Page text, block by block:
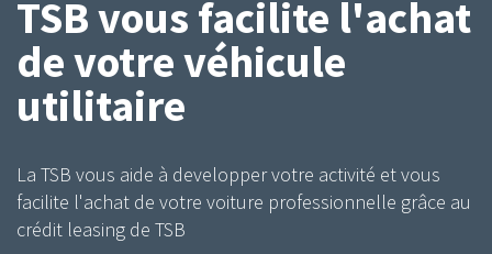
TSB vous facilite l'achat
de votre véhicule
utilitaire
La TSB vous aide à developper votre activité et vous
facilite l'achat de votre voiture professionnelle grâce au
crédit leasing de TSB